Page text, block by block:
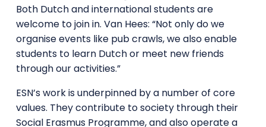
Both Dutch and international students are
welcome to join in. Van Hees: “Not only do we
organise events like pub crawls, we also enable
students to learn Dutch or meet new friends
through our activities.”
ESN’s work is underpinned by a number of core
values. They contribute to society through their
Social Erasmus Programme, and also operate a